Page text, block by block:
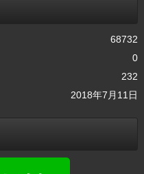
68732
0
232
2018年7月11日